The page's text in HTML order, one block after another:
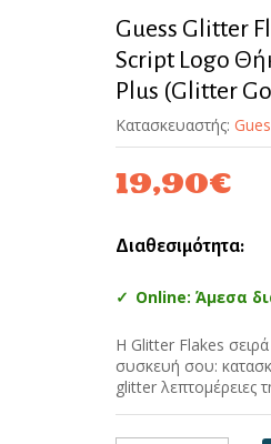
Guess Glitter
Script Logo
Plus (Glitter
Κατασκευαστής:
19,90€
Διαθεσιμότητα:
Online: Άμεσα
Η Glitter Flakes σειρά
συσκευή σου:
glitter λεπτομέρειες